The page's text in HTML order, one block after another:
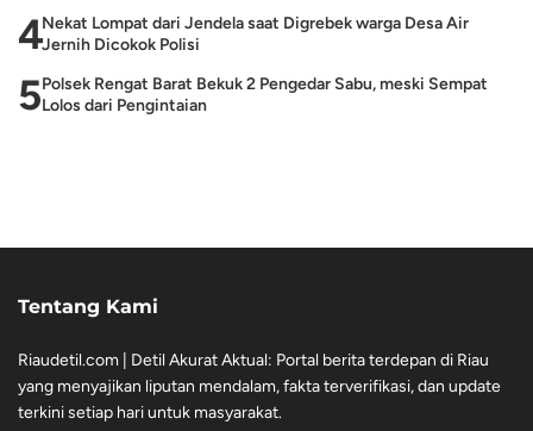
4Nekat Lompat dari Jendela saat Digrebek warga Desa Air
Jernih Dicokok Polisi
5Polsek Rengat Barat Bekuk 2 Pengedar Sabu, meski Sempat
Lolos dari Pengintaian
Tentang Kami
Riaudetil.com | Detil Akurat Aktual: Portal berita terdepan di Riau
yang menyajikan liputan mendalam, fakta terverifikasi, dan update
terkini setiap hari untuk masyarakat.